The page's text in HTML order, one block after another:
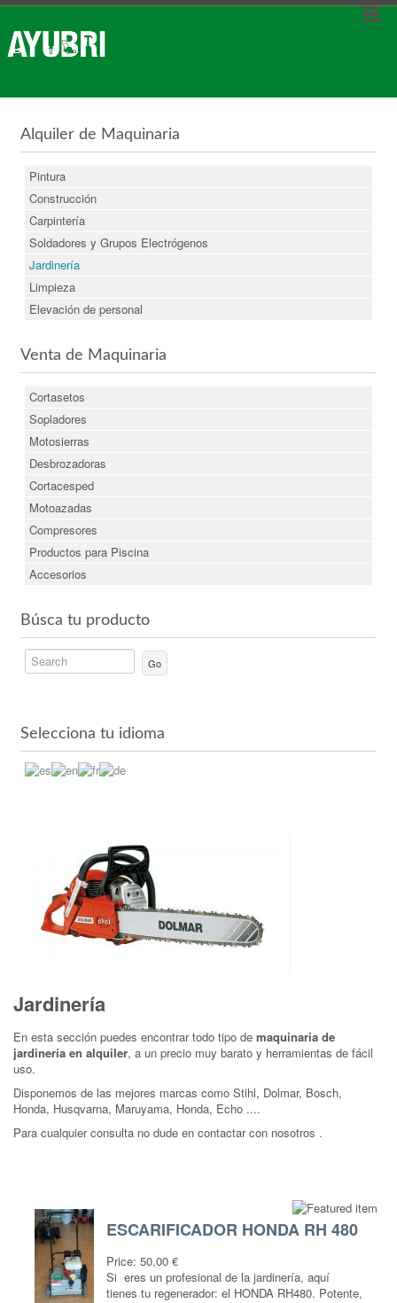
Alquiler de Maquinaria
Pintura
Construcción
Carpintería
Soldadores y Grupos Electrógenos
Jardinería
Limpieza
Elevación de personal
Venta de Maquinaria
Cortasetos
Sopladores
Motosierras
Desbrozadoras
Cortacesped
Motoazadas
Compresores
Productos para Piscina
Accesorios
Búsca tu producto
Go
Selecciona tu idioma
Jardinería
En esta sección puedes encontrar todo tipo de maquinaria de
jardinería en alquiler, a un precio muy barato y herramientas de fácil
uso.
Disponemos de las mejores marcas como Stihl, Dolmar, Bosch,
Honda, Husqvarna, Maruyama, Honda, Echo ....
Para cualquier consulta no dude en contactar con nosotros .
ESCARIFICADOR HONDA RH 480
Price: 50,00 €
Si eres un profesional de la jardinería, aquí
tienes tu regenerador: el HONDA RH480. Potente,